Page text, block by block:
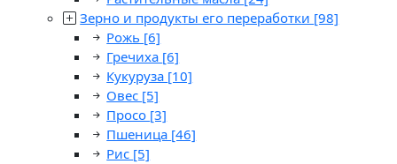
Зерно и продукты его переработки [98]
Рожь [6]
Гречиха [6]
Кукуруза [10]
Овес [5]
Просо [3]
Пшеница [46]
Рис [5]